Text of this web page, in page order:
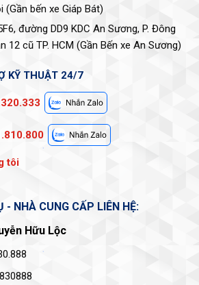
(Gần bến xe Giáp Bát)
đường DD9 KDC An Sương, P. Đông
12 cũ TP. HCM (Gần Bến xe An Sương)
KỸ THUẬT 24/7
tôi
- NHÀ CUNG CẤP LIÊN HỆ:
Hữu Lộc